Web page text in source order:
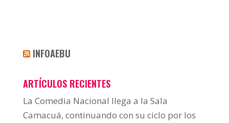
INFOAEBU
ARTÍCULOS RECIENTES
La Comedia Nacional llega a la Sala
Camacuá, continuando con su ciclo por los